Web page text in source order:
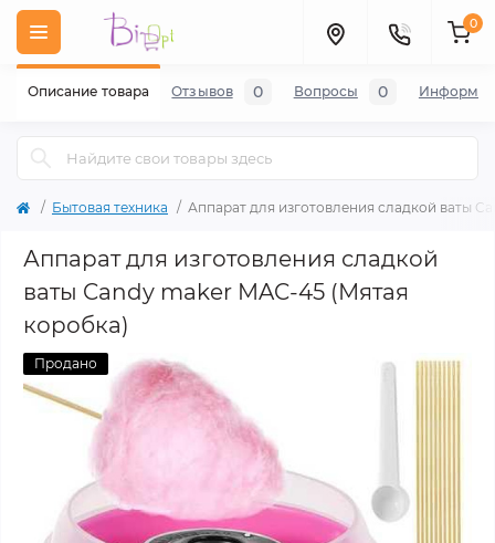
0
Бытовая техника Аппарат для изготовления сладкой ваты
Аппарат для изготовления сладкой
ваты Candy maker MAC-45 (Мятая
коробка)
Продано
Описание товара Отзывов 0 Вопросы 0